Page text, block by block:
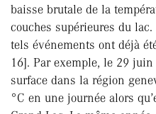
baisse brutale de la
couches supérieures du
tels événements ont déjà
16]. Par exemple, le 29
surface dans la région
°C en une journée alors